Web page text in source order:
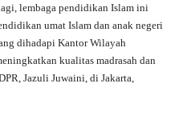
lembaga pendidikan Islam ini
umat Islam dan anak negeri
dihadapi Kantor Wilayah
kualitas madrasah dan
Jazuli Juwaini, di Jakarta,